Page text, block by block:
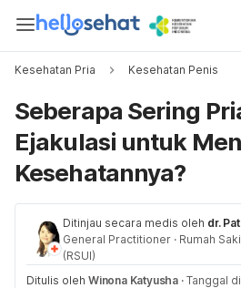
Kesehatan Pria Kesehatan Penis
Seberapa Sering
Ejakulasi untuk
Kesehatannya?
Ditinjau secara medis oleh dr.
General Practitioner · Rumah
(RSUI)
Ditulis oleh Winona Katyusha · Tanggal